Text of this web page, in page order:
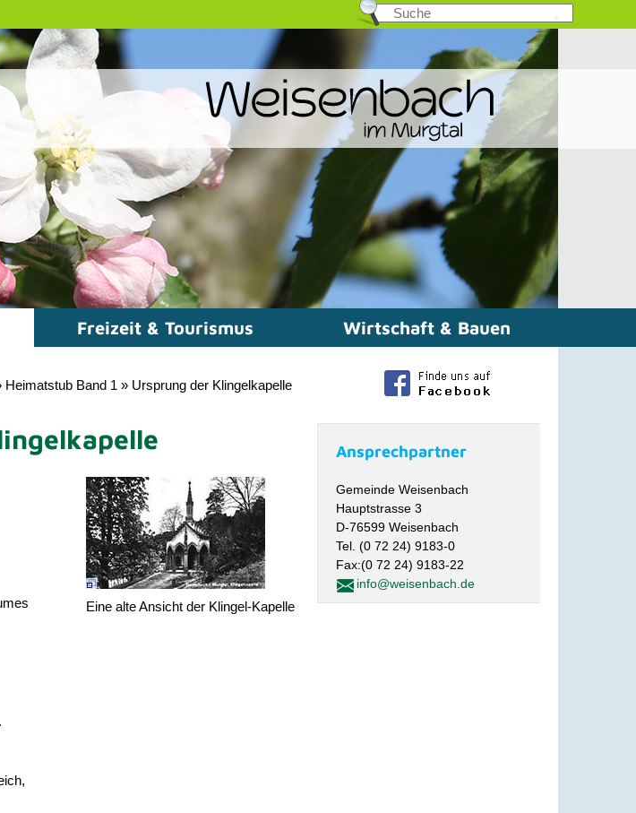
Freizeit & Tourismus Wirtschaft & Bauen
Heimatstub Band 1 » Ursprung der Klingelkapelle
Eine alte Ansicht der Klingel-Kapelle
Ansprechpartner
Gemeinde Weisenbach
Hauptstrasse 3
D-76599 Weisenbach
Tel. (0 72 24) 9183-0
Fax:(0 72 24) 9183-22
info@weisenbach.de